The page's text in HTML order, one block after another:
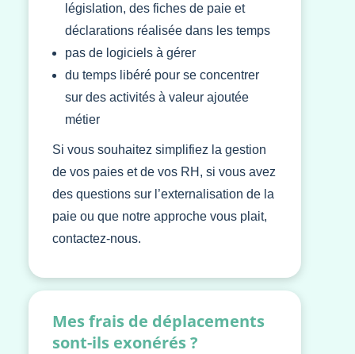
législation, des fiches de paie et
déclarations réalisée dans les temps
pas de logiciels à gérer
du temps libéré pour se concentrer
sur des activités à valeur ajoutée
métier
Si vous souhaitez simplifiez la gestion
de vos paies et de vos RH, si vous avez
des questions sur l’externalisation de la
paie ou que notre approche vous plait,
contactez-nous.
Mes frais de déplacements
sont-ils exonérés ?